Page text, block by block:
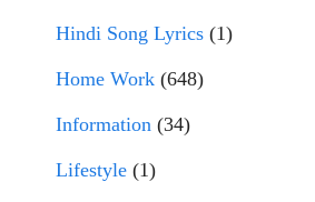
Hindi Song Lyrics (1)
Home Work (648)
Information (34)
Lifestyle (1)